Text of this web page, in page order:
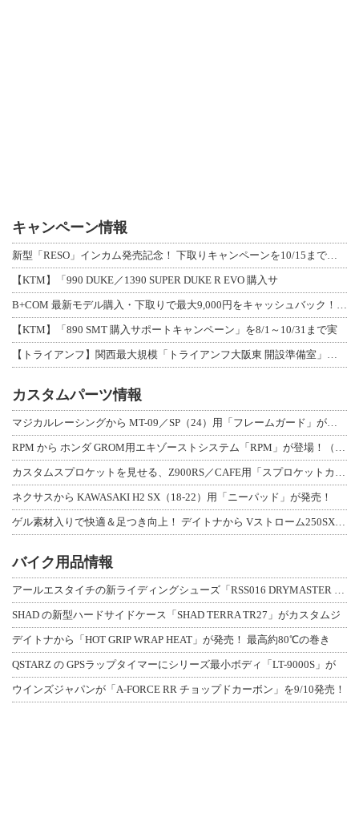
キャンペーン情報
新型「RESO」インカム発売記念！ 下取りキャンペーンを10/15まで延長して開
【KTM】「990 DUKE／1390 SUPER DUKE R EVO 購入サ
B+COM 最新モデル購入・下取りで最大9,000円をキャッシュバック！「B+F
【KTM】「890 SMT 購入サポートキャンペーン」を8/1～10/31まで実
【トライアンフ】関西最大規模「トライアンフ大阪東 開設準備室」がオープン！ 限定
カスタムパーツ情報
マジカルレーシングから MT-09／SP（24）用「フレームガード」が登場！
RPM から ホンダ GROM用エキゾーストシステム「RPM」が登場！（動画あり
カスタムスプロケットを見せる、Z900RS／CAFE用「スプロケットカバーフルキ
ネクサスから KAWASAKI H2 SX（18-22）用「ニーパッド」が発売！
ゲル素材入りで快適＆足つき向上！ デイトナから Vストローム250SX用「快適ロ
バイク用品情報
アールエスタイチの新ライディングシューズ「RSS016 DRYMASTER スト
SHAD の新型ハードサイドケース「SHAD TERRA TR27」がカスタムジ
デイトナから「HOT GRIP WRAP HEAT」が発売！ 最高約80℃の巻き
QSTARZ の GPSラップタイマーにシリーズ最小ボディ「LT-9000S」が
ウインズジャパンが「A-FORCE RR チョップドカーボン」を9/10発売！